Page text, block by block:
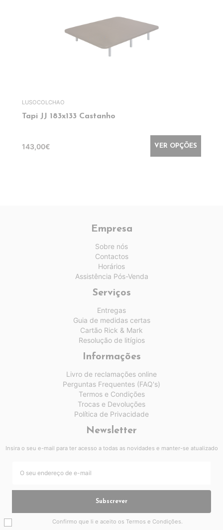
LUSOCOLCHAO
Tapi JJ 183x133 Castanho
143,00€ VER OPÇÕES
Empresa
Sobre nós
Contactos
Horários
Assistência Pós-Venda
Serviços
Entregas
Guia de medidas certas
Cartão Rick & Mark
Resolução de litígios
Informações
Livro de reclamações online
Perguntas Frequentes (FAQ's)
Termos e Condições
Trocas e Devoluções
Política de Privacidade
Newsletter
Insira o seu e-mail para ter acesso a todas as novidades e manter-se atualizado
Subscrever
Confirmo que li e aceito os Termos e Condições.